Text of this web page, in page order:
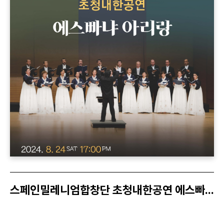
스페인밀레니엄합창단 초청내한공연 에스빠냐 아리랑